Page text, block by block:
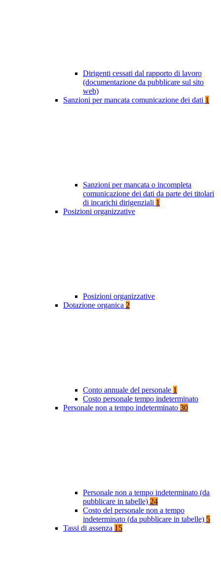
Dirigenti cessati dal rapporto di lavoro
(documentazione da pubblicare sul sito
web)
Sanzioni per mancata comunicazione dei dati 1
Sanzioni per mancata o incompleta
comunicazione dei dati da parte dei titolari
di incarichi dirigenziali 1
Posizioni organizzative
Posizioni organizzative
Dotazione organica 2
Conto annuale del personale 1
Costo personale tempo indeterminato
Personale non a tempo indeterminato 30
Personale non a tempo indeterminato (da
pubblicare in tabelle) 24
Costo del personale non a tempo
indeterminato (da pubblicare in tabelle) 5
Tassi di assenza 15